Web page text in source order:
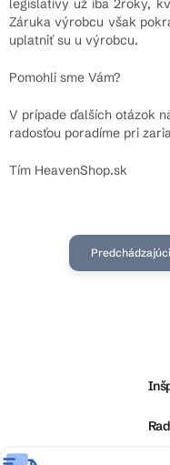
legislatívy už iba 2roky,
Záruka výrobcu však
uplatniť su u výrobcu.
Pomohli sme Vám?
V prípade ďalších otázok
radosťou poradíme pri
Tím HeavenShop.sk
e